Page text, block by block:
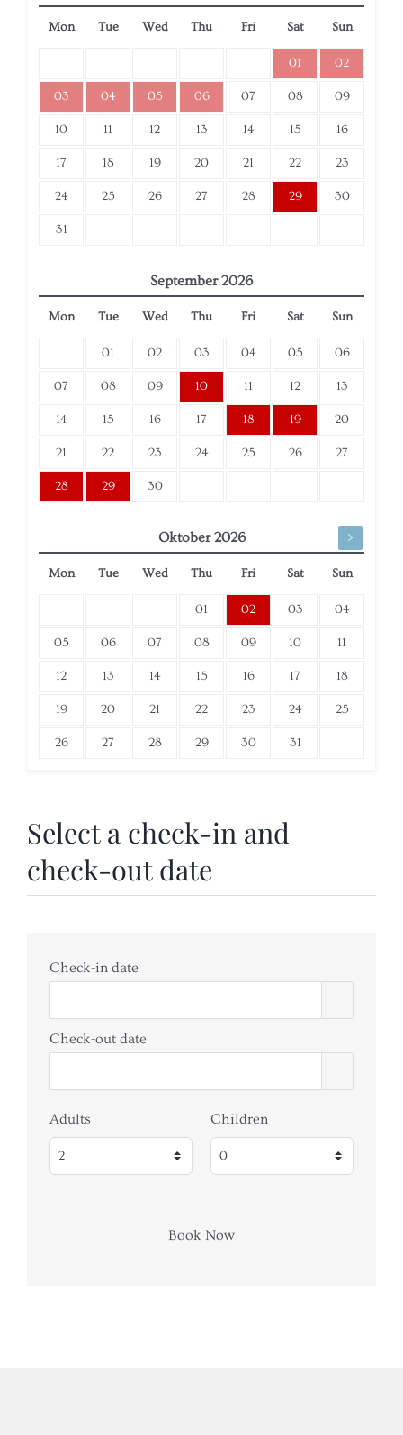
Mon Tue Wed Thu Fri Sat Sun
01 02
03 04 05 06 07 08 09
10 11 12 13 14 15 16
17 18 19 20 21 22 23
24 25 26 27 28 29 30
31
September 2026
Mon Tue Wed Thu Fri Sat Sun
01 02 03 04 05 06
07 08 09 10 11 12 13
14 15 16 17 18 19 20
21 22 23 24 25 26 27
28 29 30
Oktober 2026 >
Mon Tue Wed Thu Fri Sat Sun
01 02 03 04
05 06 07 08 09 10 11
12 13 14 15 16 17 18
19 20 21 22 23 24 25
26 27 28 29 30 31
Select a check-in and
check-out date
Check-in date
Check-out date
Adults Children